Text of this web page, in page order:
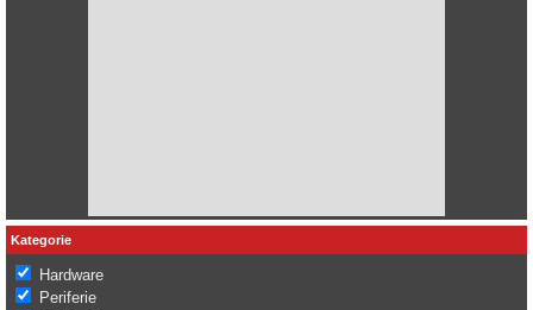
Kategorie
Hardware
Periferie